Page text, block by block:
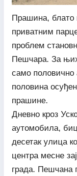
Прашина, блато
приватним
проблем
Пешчара. За
само половично
половина
прашине.
Дневно кроз
аутомобила,
десетак улица
центра месне
града. Пешчана